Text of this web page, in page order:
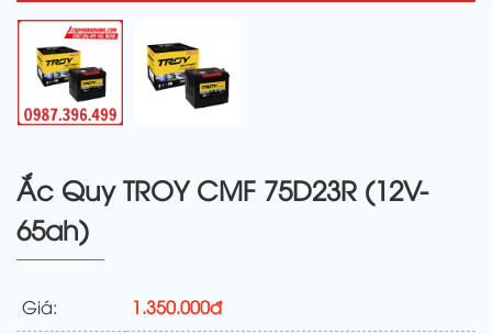
Ắc Quy TROY CMF 75D23R (12V-
65ah)
Giá: 1.350.000đ